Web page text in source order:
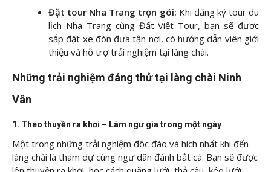
Đặt tour Nha Trang trọn gói: Khi đăng ký tour du
lịch Nha Trang cùng Đất Việt Tour, bạn sẽ được
sắp đặt xe đón đưa tận nơi, có hướng dẫn viên giới
thiệu và hỗ trợ trải nghiệm tại làng chài.
Những trải nghiệm đáng thử tại làng chài Ninh
Vân
1. Theo thuyền ra khơi – Làm ngư gia trong một ngày
Một trong những trải nghiệm độc đáo và hích nhất khi đến
làng chài là tham dự cùng ngư dân đánh bắt cá. Bạn sẽ được